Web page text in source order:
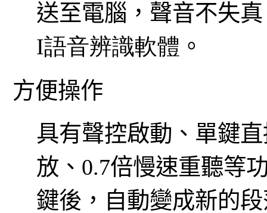
送至電腦，聲音不失
I語音辨識軟體 。
方便操作
具有聲控啟動 、單鍵
放、0.7倍慢速重聽等
鍵後，自動變成新的